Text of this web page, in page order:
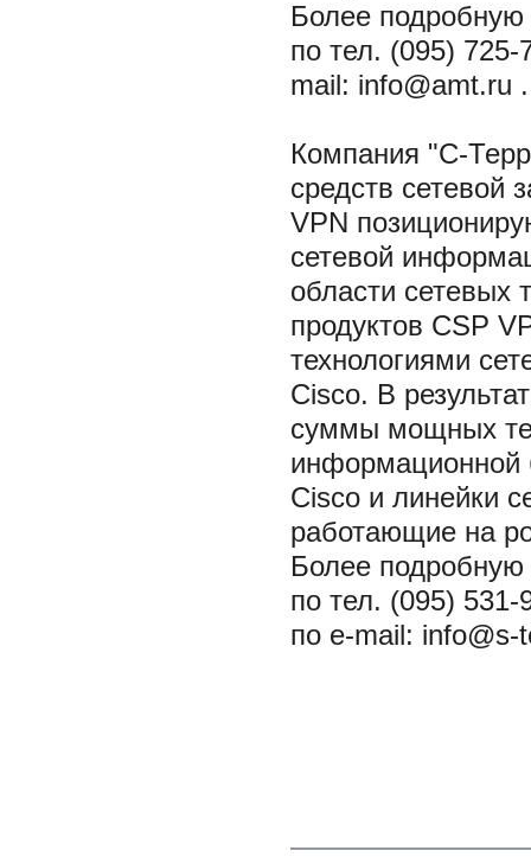
Более
по тел. (095)
mail: info@amt.ru .
Компания "С-
средств сетевой
VPN
сетевой
области сетевых
продуктов CSP
технологиями
Cisco. В
суммы мощных
информационной
Cisco и линейки
работающие на
Более
по тел. (095)
по e-mail: info@s-